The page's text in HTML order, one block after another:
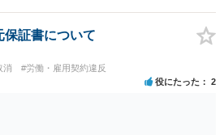
保証書について
消 #労働・雇用契約違反
役にたった 2